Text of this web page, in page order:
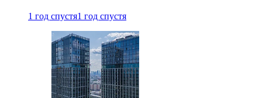
1 год спустя1 год спустя